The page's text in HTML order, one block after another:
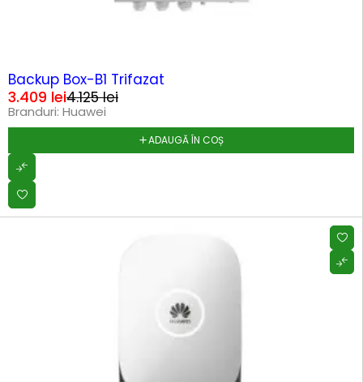
-17%
Backup Box-B1 Trifazat
4.125lei
3.409 lei
Branduri: Huawei
ADAUGĂ ÎN COȘ